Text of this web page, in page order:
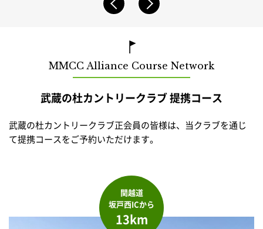
MMCC Alliance Course Network
武蔵の杜カントリークラブ 提携コース
武蔵の杜カントリークラブ正会員の皆様は、当クラブを通じ
て提携コースをご予約いただけます。
関越道
坂戸西ICから
13km